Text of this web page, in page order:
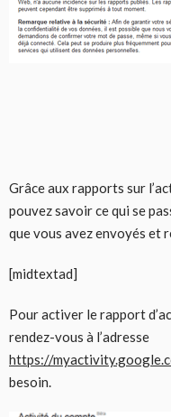
Grâce aux rapports sur
pouvez savoir ce qui se
que vous avez envoyés et
[midtextad]
Pour activer le rapport
rendez-vous à l’adresse
https://
besoin.